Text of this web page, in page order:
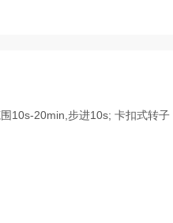
10s-20min,步进10s; 卡扣式转子